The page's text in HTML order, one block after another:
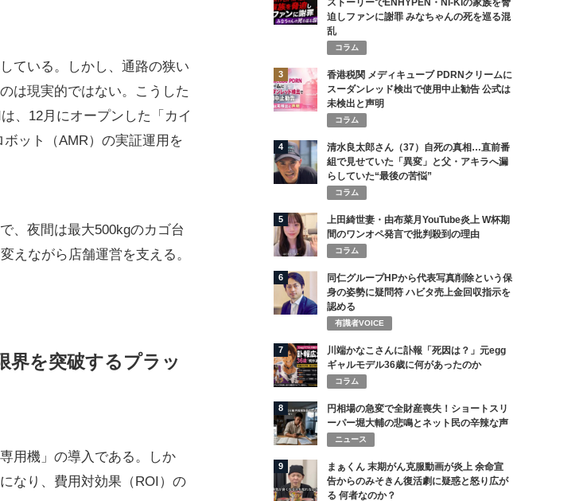
ている。しかし、通路の狭い
は現実的ではない。こうした
、12月にオープンした「カイ
ット（AMR）の実証運用を
、夜間は最大500kgのカゴ台
えながら店舗運営を支える。
界を突破するプラッ
用機」の導入である。しか
なり、費用対効果（ROI）の
ストーリーでENHYPEN・NI-KIの家族を脅
迫しファンに謝罪 みなちゃんの死を巡る混
乱
コラム
3
香港税関 メディキューブ PDRNクリームに
スーダンレッド検出で使用中止勧告 公式は
未検出と声明
コラム
4
清水良太郎さん（37）自死の真相…直前番
組で見せていた「異変」と父・アキラへ漏
らしていた“最後の苦悩”
コラム
5
上田綺世妻・由布菜月YouTube炎上 W杯期
間のワンオペ発言で批判殺到の理由
コラム
6
同仁グループHPから代表写真削除という保
身の姿勢に疑問符 ハビタ売上金回収指示を
認める
有識者VOICE
7
川端かなこさんに訃報「死因は？」元egg
ギャルモデル36歳に何があったのか
コラム
8
円相場の急変で全財産喪失！ショートスリ
ーパー堀大輔の悲鳴とネット民の辛辣な声
ニュース
9
まぁくん 末期がん克服動画が炎上 余命宣
告からのみそきん復活劇に疑惑と怒り広が
る 何者なのか？